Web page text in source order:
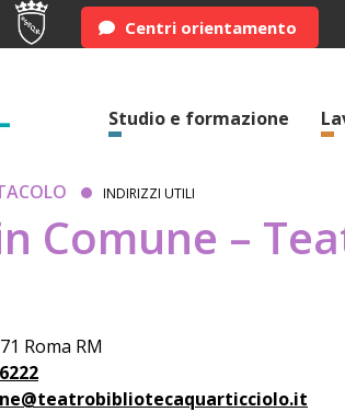
Centri orientamento
Studio e formazione
INDIRIZZI UTILI
Comune –
Roma RM